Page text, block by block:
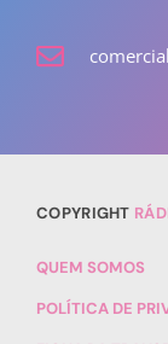
COPYRIGHT
QUEM SOMOS
POLÍTICA DE